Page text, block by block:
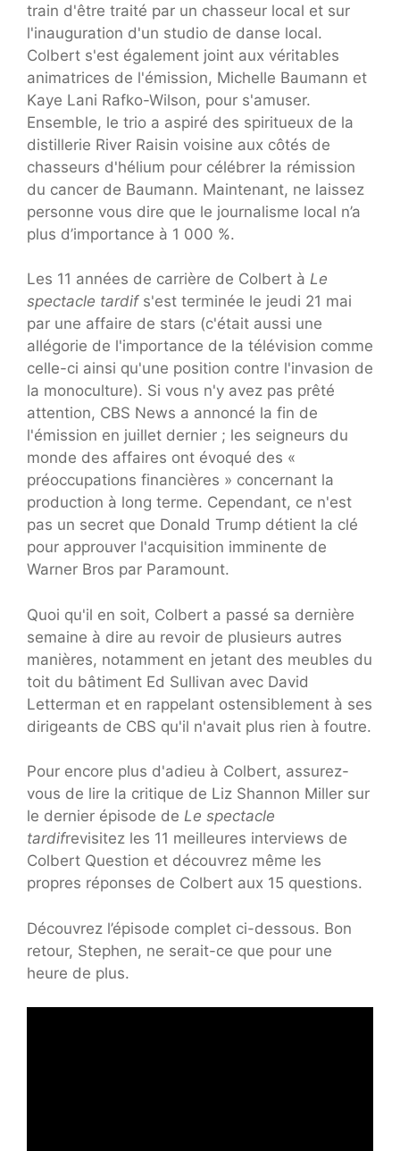
train d'être traité par un chasseur local et sur
l'inauguration d'un studio de danse local.
Colbert s'est également joint aux véritables
animatrices de l'émission, Michelle Baumann et
Kaye Lani Rafko-Wilson, pour s'amuser.
Ensemble, le trio a aspiré des spiritueux de la
distillerie River Raisin voisine aux côtés de
chasseurs d'hélium pour célébrer la rémission
du cancer de Baumann. Maintenant, ne laissez
personne vous dire que le journalisme local n’a
plus d’importance à 1 000 %.
Les 11 années de carrière de Colbert à Le
spectacle tardifs'est terminée le jeudi 21 mai
par une affaire de stars (c'était aussi une
allégorie de l'importance de la télévision comme
celle-ci ainsi qu'une position contre l'invasion de
la monoculture). Si vous n'y avez pas prêté
attention, CBS News a annoncé la fin de
l'émission en juillet dernier ; les seigneurs du
monde des affaires ont évoqué des «
préoccupations financières » concernant la
production à long terme. Cependant, ce n'est
pas un secret que Donald Trump détient la clé
pour approuver l'acquisition imminente de
Warner Bros par Paramount.
Quoi qu'il en soit, Colbert a passé sa dernière
semaine à dire au revoir de plusieurs autres
manières, notamment en jetant des meubles du
toit du bâtiment Ed Sullivan avec David
Letterman et en rappelant ostensiblement à ses
dirigeants de CBS qu'il n'avait plus rien à foutre.
Pour encore plus d'adieu à Colbert, assurez-
vous de lire la critique de Liz Shannon Miller sur
le dernier épisode de Le spectacle
tardifrevisitez les 11 meilleures interviews de
Colbert Question et découvrez même les
propres réponses de Colbert aux 15 questions.
Découvrez l’épisode complet ci-dessous. Bon
retour, Stephen, ne serait-ce que pour une
heure de plus.